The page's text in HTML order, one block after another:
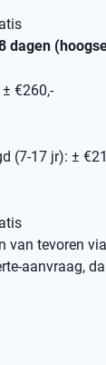
dagen
€260,-
(7-17 jr): ±
van tevoren
aanvraag,